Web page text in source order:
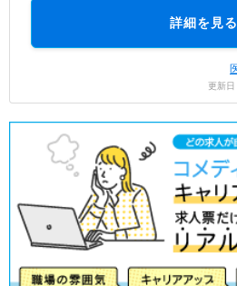
詳細を見る
更新